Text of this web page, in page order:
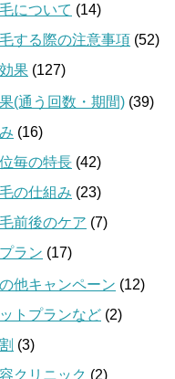
について (14)
する際の注意事項 (52)
果 (127)
(通う回数・期間) (39)
(16)
毎の特長 (42)
の仕組み (23)
前後のケア (7)
ラン (17)
他キャンペーン (12)
トプランなど (2)
(3)
クリニック (2)